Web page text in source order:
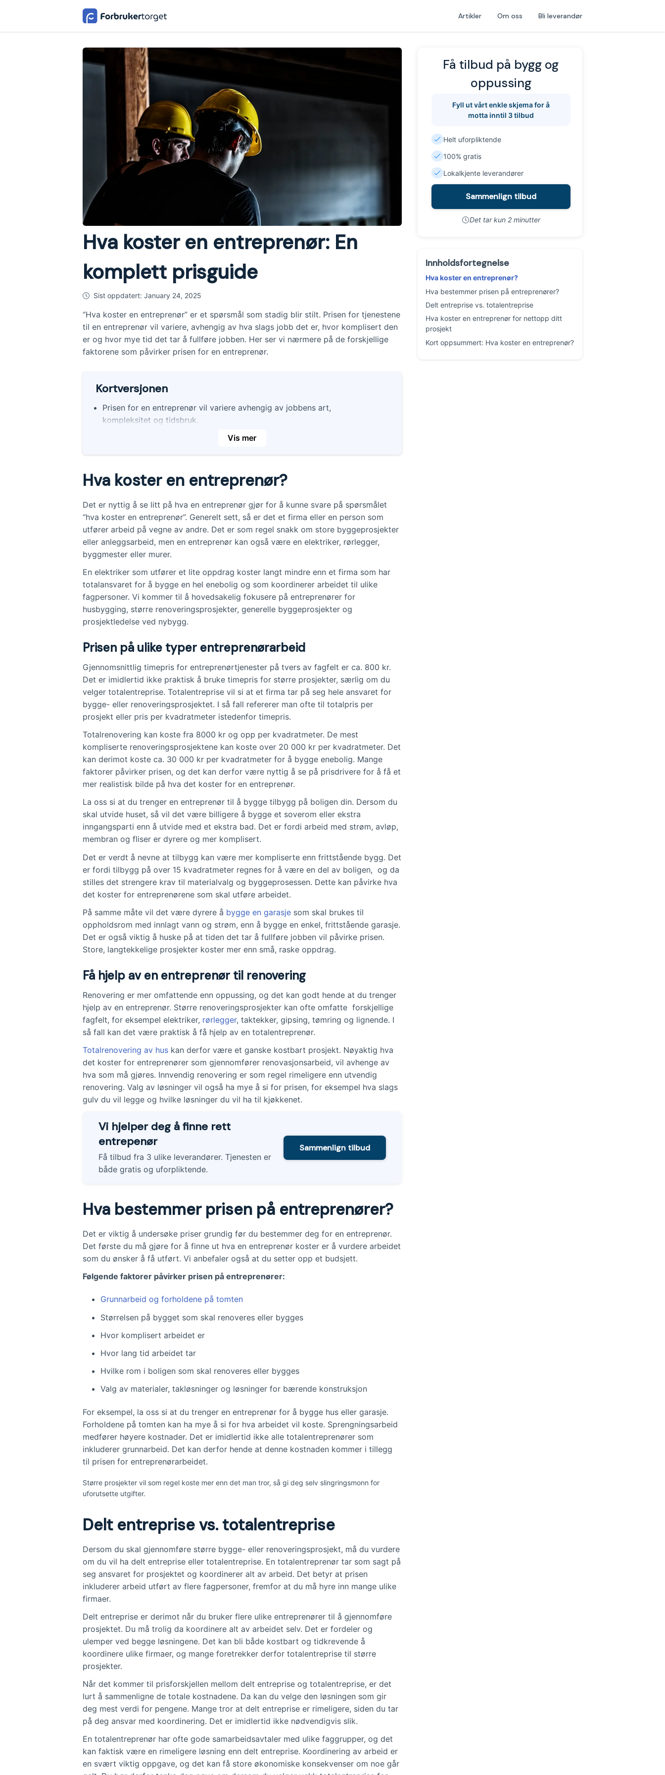
Artikler Om oss Bli leverandør
Hva koster en entreprenør: En
komplett prisguide
Sist oppdatert: January 24, 2025
“Hva koster en entreprenør” er et spørsmål som stadig blir stilt. Prisen for tjenestene
til en entreprenør vil variere, avhengig av hva slags jobb det er, hvor komplisert den
er og hvor mye tid det tar å fullføre jobben. Her ser vi nærmere på de forskjellige
faktorene som påvirker prisen for en entreprenør.
Kortversjonen
Prisen for en entreprenør vil variere avhengig av jobbens art,
kompleksitet og tidsbruk.
Timeprisen for entreprenørtjenester er vanligvis rundt 800 kr, men større
kvadratmeter, mens bygging av enebolig kan koste rundt 30 000 kr per
Prisen på entreprenørtjenester påvirkes av faktorer som grunnarbeid,
størrelse på prosjektet, kompleksitet, tid og materialvalg.
Vis mer
Hva koster en entreprenør?
Det er nyttig å se litt på hva en entreprenør gjør for å kunne svare på spørsmålet
“hva koster en entreprenør”. Generelt sett, så er det et firma eller en person som
utfører arbeid på vegne av andre. Det er som regel snakk om store byggeprosjekter
eller anleggsarbeid, men en entreprenør kan også være en elektriker, rørlegger,
byggmester eller murer.
En elektriker som utfører et lite oppdrag koster langt mindre enn et firma som har
totalansvaret for å bygge en hel enebolig og som koordinerer arbeidet til ulike
fagpersoner. Vi kommer til å hovedsakelig fokusere på entreprenører for
husbygging, større renoveringsprosjekter, generelle byggeprosjekter og
prosjektledelse ved nybygg.
Prisen på ulike typer entreprenørarbeid
Gjennomsnittlig timepris for entreprenørtjenester på tvers av fagfelt er ca. 800 kr.
Det er imidlertid ikke praktisk å bruke timepris for større prosjekter, særlig om du
velger totalentreprise. Totalentreprise vil si at et firma tar på seg hele ansvaret for
bygge- eller renoveringsprosjektet. I så fall refererer man ofte til totalpris per
prosjekt eller pris per kvadratmeter istedenfor timepris.
Totalrenovering kan koste fra 8000 kr og opp per kvadratmeter. De mest
kompliserte renoveringsprosjektene kan koste over 20 000 kr per kvadratmeter. Det
kan derimot koste ca. 30 000 kr per kvadratmeter for å bygge enebolig. Mange
faktorer påvirker prisen, og det kan derfor være nyttig å se på prisdrivere for å få et
mer realistisk bilde på hva det koster for en entreprenør.
La oss si at du trenger en entreprenør til å bygge tilbygg på boligen din. Dersom du
skal utvide huset, så vil det være billigere å bygge et soverom eller ekstra
inngangsparti enn å utvide med et ekstra bad. Det er fordi arbeid med strøm, avløp,
membran og fliser er dyrere og mer komplisert.
Det er verdt å nevne at tilbygg kan være mer kompliserte enn frittstående bygg. Det
er fordi tilbygg på over 15 kvadratmeter regnes for å være en del av boligen, og da
stilles det strengere krav til materialvalg og byggeprosessen. Dette kan påvirke hva
det koster for entreprenørene som skal utføre arbeidet.
På samme måte vil det være dyrere å bygge en garasje som skal brukes til
oppholdsrom med innlagt vann og strøm, enn å bygge en enkel, frittstående garasje.
Det er også viktig å huske på at tiden det tar å fullføre jobben vil påvirke prisen.
Store, langtekkelige prosjekter koster mer enn små, raske oppdrag.
Få hjelp av en entreprenør til renovering
Renovering er mer omfattende enn oppussing, og det kan godt hende at du trenger
hjelp av en entreprenør. Større renoveringsprosjekter kan ofte omfatte forskjellige
fagfelt, for eksempel elektriker, rørlegger, taktekker, gipsing, tømring og lignende. I
så fall kan det være praktisk å få hjelp av en totalentreprenør.
Totalrenovering av hus kan derfor være et ganske kostbart prosjekt. Nøyaktig hva
det koster for entreprenører som gjennomfører renovasjonsarbeid, vil avhenge av
hva som må gjøres. Innvendig renovering er som regel rimeligere enn utvendig
renovering. Valg av løsninger vil også ha mye å si for prisen, for eksempel hva slags
gulv du vil legge og hvilke løsninger du vil ha til kjøkkenet.
Vi hjelper deg å finne rett
entrepenør
Få tilbud fra 3 ulike leverandører. Tjenesten er
både gratis og uforpliktende.
Sammenlign tilbud
Hva bestemmer prisen på entreprenører?
Det er viktig å undersøke priser grundig før du bestemmer deg for en entreprenør.
Det første du må gjøre for å finne ut hva en entreprenør koster er å vurdere arbeidet
som du ønsker å få utført. Vi anbefaler også at du setter opp et budsjett.
Følgende faktorer påvirker prisen på entreprenører:
Grunnarbeid og forholdene på tomten
Størrelsen på bygget som skal renoveres eller bygges
Hvor komplisert arbeidet er
Hvor lang tid arbeidet tar
Hvilke rom i boligen som skal renoveres eller bygges
Valg av materialer, takløsninger og løsninger for bærende konstruksjon
For eksempel, la oss si at du trenger en entreprenør for å bygge hus eller garasje.
Forholdene på tomten kan ha mye å si for hva arbeidet vil koste. Sprengningsarbeid
medfører høyere kostnader. Det er imidlertid ikke alle totalentreprenører som
inkluderer grunnarbeid. Det kan derfor hende at denne kostnaden kommer i tillegg
til prisen for entreprenørarbeidet.
Større prosjekter vil som regel koste mer enn det man tror, så gi deg selv slingringsmonn for
uforutsette utgifter.
Delt entreprise vs. totalentreprise
Dersom du skal gjennomføre større bygge- eller renoveringsprosjekt, må du vurdere
om du vil ha delt entreprise eller totalentreprise. En totalentreprenør tar som sagt på
seg ansvaret for prosjektet og koordinerer alt av arbeid. Det betyr at prisen
inkluderer arbeid utført av flere fagpersoner, fremfor at du må hyre inn mange ulike
firmaer.
Delt entreprise er derimot når du bruker flere ulike entreprenører til å gjennomføre
prosjektet. Du må trolig da koordinere alt av arbeidet selv. Det er fordeler og
ulemper ved begge løsningene. Det kan bli både kostbart og tidkrevende å
koordinere ulike firmaer, og mange foretrekker derfor totalentreprise til større
prosjekter.
Når det kommer til prisforskjellen mellom delt entreprise og totalentreprise, er det
lurt å sammenligne de totale kostnadene. Da kan du velge den løsningen som gir
deg mest verdi for pengene. Mange tror at delt entreprise er rimeligere, siden du tar
på deg ansvar med koordinering. Det er imidlertid ikke nødvendigvis slik.
En totalentreprenør har ofte gode samarbeidsavtaler med ulike faggrupper, og det
kan faktisk være en rimeligere løsning enn delt entreprise. Koordinering av arbeid er
en svært viktig oppgave, og det kan få store økonomiske konsekvenser om noe går
Få tilbud på bygg og
oppussing
Fyll ut vårt enkle skjema for å
motta inntil 3 tilbud
Helt uforpliktende
100% gratis
Lokalkjente leverandører
Sammenlign tilbud
Det tar kun 2 minutter
Innholdsfortegnelse
Hva koster en entreprenør?
Hva bestemmer prisen på entreprenører?
Delt entreprise vs. totalentreprise
Hva koster en entreprenør for nettopp ditt
prosjekt
Kort oppsummert: Hva koster en entreprenør?